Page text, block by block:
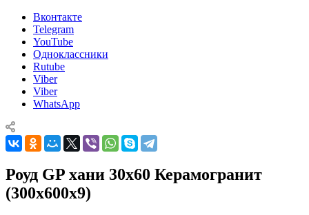
Вконтакте
Telegram
YouTube
Одноклассники
Rutube
Viber
Viber
WhatsApp
Роуд GP хани 30х60 Керамогранит
(300x600x9)